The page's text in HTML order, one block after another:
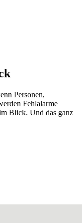
Personen,
Fehlalarme
Blick. Und das ganz